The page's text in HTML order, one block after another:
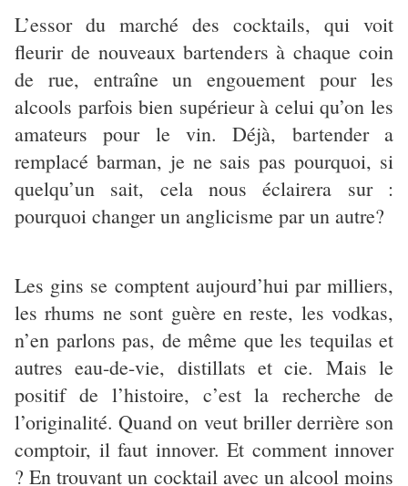
L’essor du marché des cocktails, qui voit
fleurir de nouveaux bartenders à chaque coin
de rue, entraîne un engouement pour les
alcools parfois bien supérieur à celui qu’on les
amateurs pour le vin. Déjà, bartender a
remplacé barman, je ne sais pas pourquoi, si
quelqu’un sait, cela nous éclairera sur :
pourquoi changer un anglicisme par un autre?
Les gins se comptent aujourd’hui par milliers,
les rhums ne sont guère en reste, les vodkas,
n’en parlons pas, de même que les tequilas et
autres eau-de-vie, distillats et cie. Mais le
positif de l’histoire, c’est la recherche de
l’originalité. Quand on veut briller derrière son
comptoir, il faut innover. Et comment innover
? En trouvant un cocktail avec un alcool moins